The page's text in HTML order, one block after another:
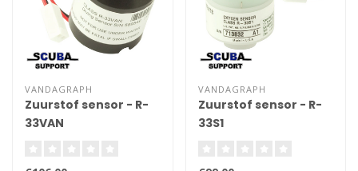
VANDAGRAPH
Zuurstof sensor - R-
33VAN
VANDAGRAPH
Zuurstof sensor - R-
33S1